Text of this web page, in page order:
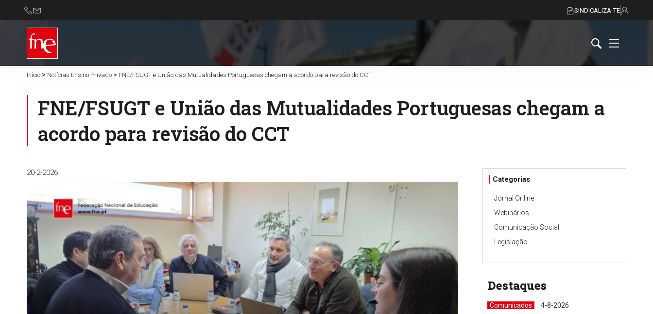
SINDICALIZA-TE
Início > Notícias Ensino Privado > FNE/FSUGT e União das Mutualidades Portuguesas chegam a acordo para revisão do CCT
FNE/FSUGT e União das Mutualidades Portuguesas chegam a
acordo para revisão do CCT
20-2-2026
Categorias
Jornal Online
Webinários
Comunicação Social
Legislação
Destaques
Comunicados 4-8-2026